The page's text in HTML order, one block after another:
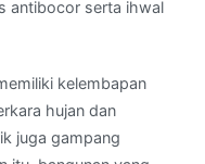
antibocor serta ihwal
kelembapan
hujan dan
juga gampang